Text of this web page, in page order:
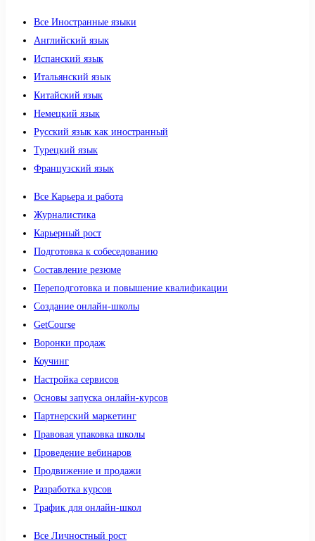
Все Иностранные языки
Английский язык
Испанский язык
Итальянский язык
Китайский язык
Немецкий язык
Русский язык как иностранный
Турецкий язык
Французский язык
Все Карьера и работа
Журналистика
Карьерный рост
Подготовка к собеседованию
Составление резюме
Переподготовка и повышение квалификации
Создание онлайн-школы
GetCourse
Воронки продаж
Коучинг
Настройка сервисов
Основы запуска онлайн-курсов
Партнерский маркетинг
Правовая упаковка школы
Проведение вебинаров
Продвижение и продажи
Разработка курсов
Трафик для онлайн-школ
Все Личностный рост